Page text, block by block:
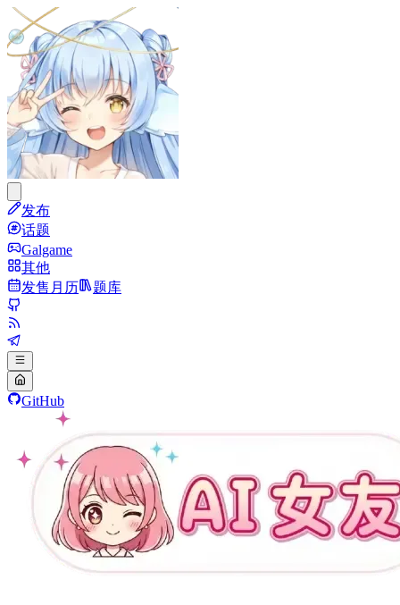
发布
话题
Galgame
其他
发售月历
题库
GitHub